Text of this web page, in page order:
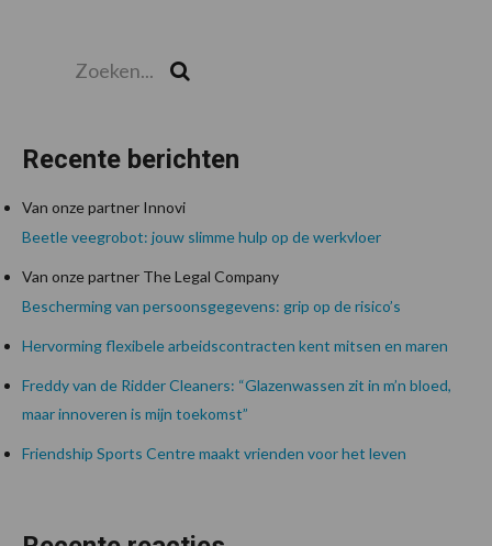
Recente berichten
Van onze partner Innovi
Beetle veegrobot: jouw slimme hulp op de werkvloer
Van onze partner The Legal Company
Bescherming van persoonsgegevens: grip op de risico’s
Hervorming flexibele arbeidscontracten kent mitsen en maren
Freddy van de Ridder Cleaners: “Glazenwassen zit in m’n bloed,
maar innoveren is mijn toekomst”
Friendship Sports Centre maakt vrienden voor het leven